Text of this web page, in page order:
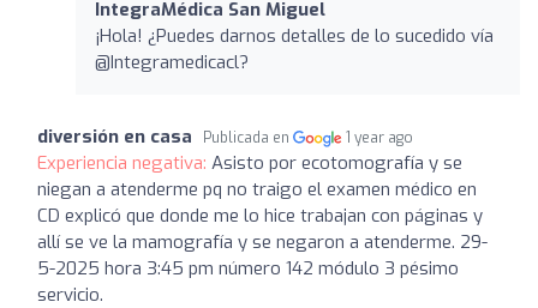
IntegraMédica San Miguel
¡Hola! ¿Puedes darnos detalles de lo sucedido vía
@Integramedicacl?
diversión en casa Publicada en 1 year ago
Experiencia negativa: Asisto por ecotomografía y se
niegan a atenderme pq no traigo el examen médico en
CD explicó que donde me lo hice trabajan con páginas y
allí se ve la mamografía y se negaron a atenderme. 29-
5-2025 hora 3:45 pm número 142 módulo 3 pésimo
servicio.